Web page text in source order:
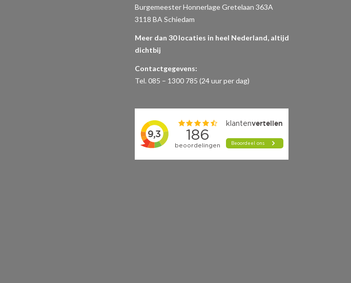
Burgemeester Honnerlage Gretelaan 363A
3118 BA Schiedam
Meer dan 30 locaties in heel Nederland, altijd
dichtbij
Contactgegevens:
Tel. 085 – 1300 785 (24 uur per dag)